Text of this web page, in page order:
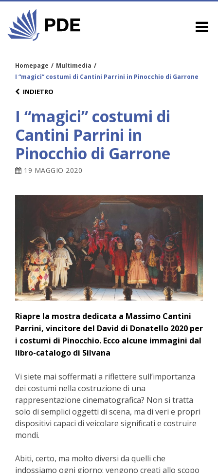
Homepage / Multimedia /
I “magici” costumi di Cantini Parrini in Pinocchio di Garrone
INDIETRO
I “magici” costumi di
Cantini Parrini in
Pinocchio di Garrone
19 MAGGIO 2020
Riapre la mostra dedicata a Massimo Cantini
Parrini, vincitore del David di Donatello 2020 per
i costumi di Pinocchio. Ecco alcune immagini dal
libro-catalogo di Silvana
Vi siete mai soffermati a riflettere sull’importanza
dei costumi nella costruzione di una
rappresentazione cinematografica? Non si tratta
solo di semplici oggetti di scena, ma di veri e propri
dispositivi capaci di veicolare significati e costruire
mondi.
Abiti, certo, ma molto diversi da quelli che
indossiamo ogni giorno: vengono creati allo scopo